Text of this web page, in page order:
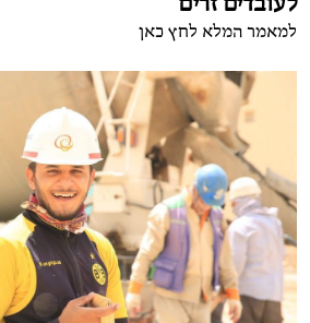
למאמר המלא לחץ כאן